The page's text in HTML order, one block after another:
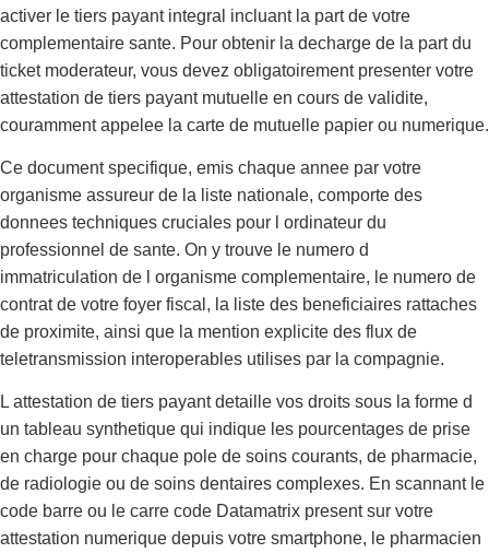
activer le tiers payant integral incluant la part de votre
complementaire sante. Pour obtenir la decharge de la part du
ticket moderateur, vous devez obligatoirement presenter votre
attestation de tiers payant mutuelle en cours de validite,
couramment appelee la carte de mutuelle papier ou numerique.
Ce document specifique, emis chaque annee par votre
organisme assureur de la liste nationale, comporte des
donnees techniques cruciales pour l ordinateur du
professionnel de sante. On y trouve le numero d
immatriculation de l organisme complementaire, le numero de
contrat de votre foyer fiscal, la liste des beneficiaires rattaches
de proximite, ainsi que la mention explicite des flux de
teletransmission interoperables utilises par la compagnie.
L attestation de tiers payant detaille vos droits sous la forme d
un tableau synthetique qui indique les pourcentages de prise
en charge pour chaque pole de soins courants, de pharmacie,
de radiologie ou de soins dentaires complexes. En scannant le
code barre ou le carre code Datamatrix present sur votre
attestation numerique depuis votre smartphone, le pharmacien